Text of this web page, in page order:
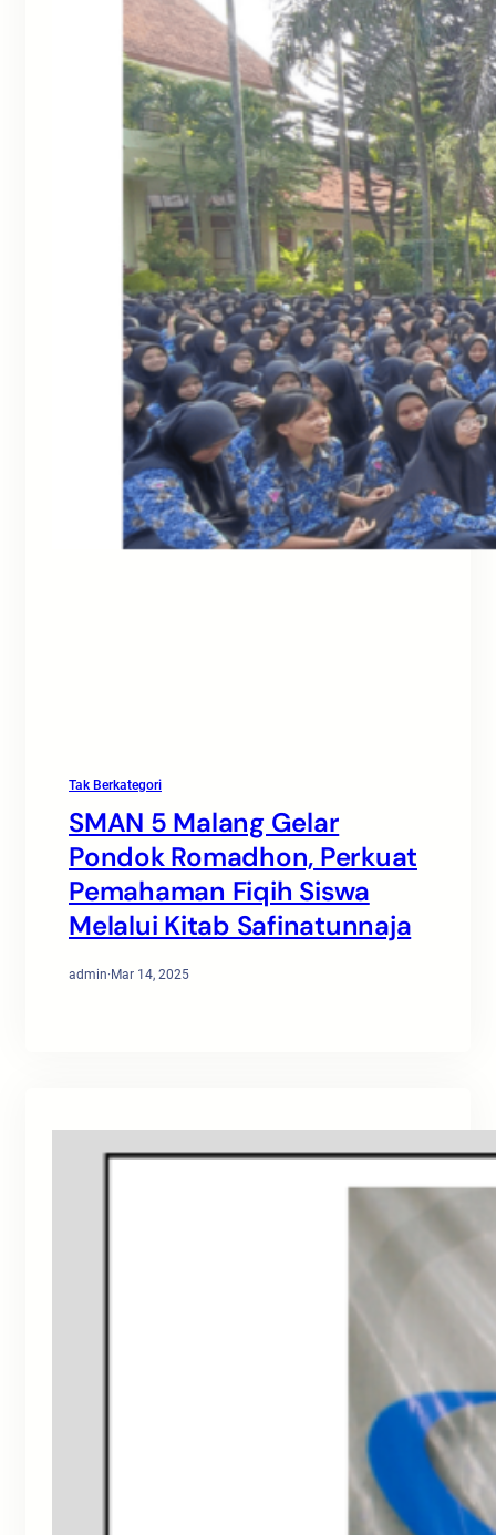
Tak Berkategori
SMAN 5 Malang Gelar
Pondok Romadhon, Perkuat
Pemahaman Fiqih Siswa
Melalui Kitab Safinatunnaja
admin·Mar 14, 2025